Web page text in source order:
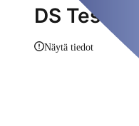
DS
Näytä tiedot